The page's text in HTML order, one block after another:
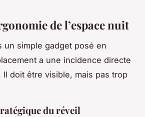
de l’espace nuit
un simple gadget posé en
a une incidence directe
doit être visible, mais pas trop
du réveil